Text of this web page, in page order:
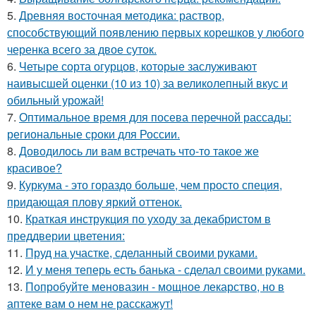
5. Древняя восточная методика: раствор,
способствующий появлению первых корешков у любого
черенка всего за двое суток.
6. Четыре сорта огурцов, которые заслуживают
наивысшей оценки (10 из 10) за великолепный вкус и
обильный урожай!
7. Оптимальное время для посева перечной рассады:
региональные сроки для России.
8. Доводилось ли вам встречать что-то такое же
красивое?
9. Куркума - это гораздо больше, чем просто специя,
придающая плову яркий оттенок.
10. Краткая инструкция по уходу за декабристом в
преддверии цветения:
11. Пруд на участке, сделанный своими руками.
12. И у меня теперь есть банька - сделал своими руками.
13. Попробуйте меновазин - мощное лекарство, но в
аптеке вам о нем не расскажут!